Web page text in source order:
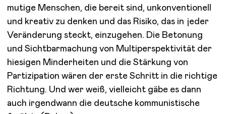
mutige Menschen, die bereit sind, unkonventionell
und kreativ zu denken und das Risiko, das in jeder
Veränderung steckt, einzugehen. Die Betonung
und Sichtbarmachung von Multiperspektivität der
hiesigen Minderheiten und die Stärkung von
Partizipation wären der erste Schritt in die richtige
Richtung. Und wer weiß, vielleicht gäbe es dann
auch irgendwann die deutsche kommunistische